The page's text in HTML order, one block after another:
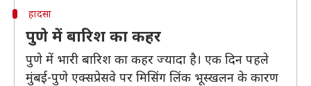
हादसा
पुणे में बारिश का कहर
पुणे में भारी बारिश का कहर ज्यादा है। एक दिन पहले
मुंबई-पुणे एक्सप्रेसवे पर मिसिंग लिंक भूस्खलन के कारण